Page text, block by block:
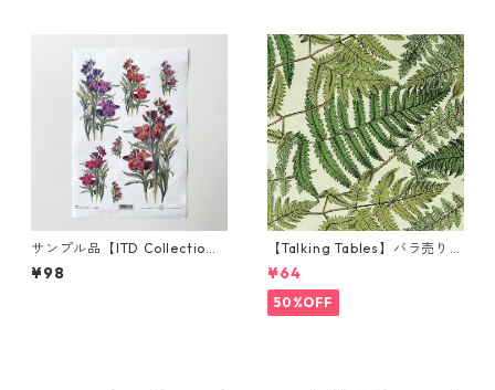
サンプル品【ITD Collectio
n】A4サイズ ライスペーパー
R0390 デコパージュ
¥98
【Talking Tables】バラ売り1
枚 ランチサイズ ペーパーナプ
キン FERN グリーン
¥64
50%OFF